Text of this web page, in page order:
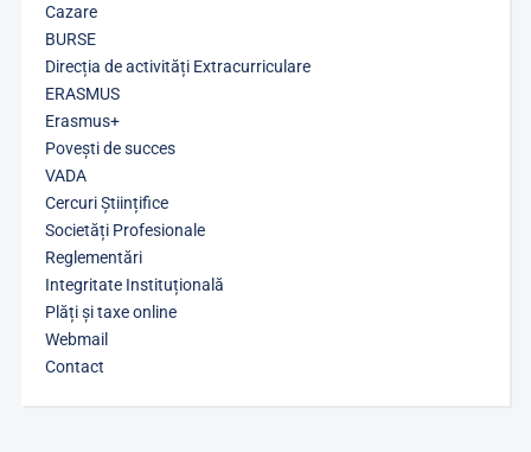
Cazare
BURSE
Direcția de activități Extracurriculare
ERASMUS
Erasmus+
Povești de succes
VADA
Cercuri Științifice
Societăți Profesionale
Reglementări
Integritate Instituțională
Plăți și taxe online
Webmail
Contact